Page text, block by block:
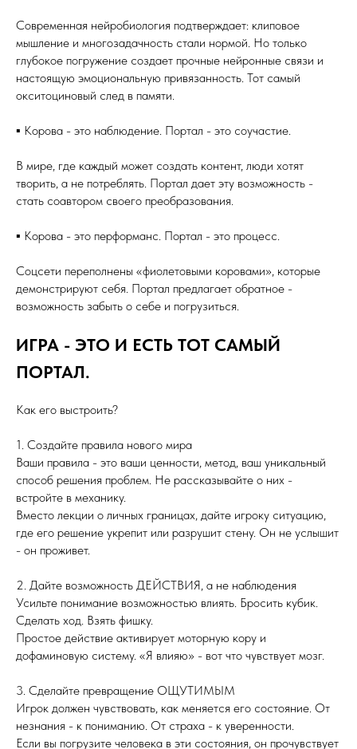
Современная нейробиология подтверждает: клиповое
мышление и многозадачность стали нормой. Но только
глубокое погружение создает прочные нейронные связи и
настоящую эмоциональную привязанность. Тот самый
окситоциновый след в памяти.
▪️ Корова - это наблюдение. Портал - это соучастие.
В мире, где каждый может создать контент, люди хотят
творить, а не потреблять. Портал дает эту возможность -
стать соавтором своего преобразования.
▪️ Корова - это перформанс. Портал - это процесс.
Соцсети переполнены «фиолетовыми коровами», которые
демонстрируют себя. Портал предлагает обратное -
возможность забыть о себе и погрузиться.
ИГРА - ЭТО И ЕСТЬ ТОТ САМЫЙ
ПОРТАЛ.
Как его выстроить?
1. Создайте правила нового мира
Ваши правила - это ваши ценности, метод, ваш уникальный
способ решения проблем. Не рассказывайте о них -
встройте в механику.
Вместо лекции о личных границах, дайте игроку ситуацию,
где его решение укрепит или разрушит стену. Он не услышит
- он проживет.
2. Дайте возможность ДЕЙСТВИЯ, а не наблюдения
Усильте понимание возможностью влиять. Бросить кубик.
Сделать ход. Взять фишку.
Простое действие активирует моторную кору и
дофаминовую систему. «Я влияю» - вот что чувствует мозг.
3. Сделайте превращение ОЩУТИМЫМ
Игрок должен чувствовать, как меняется его состояние. От
незнания - к пониманию. От страха - к уверенности.
Если вы погрузите человека в эти состояния, он прочувствует